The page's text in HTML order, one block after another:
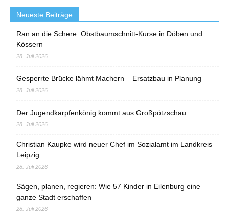
Neueste Beiträge
Ran an die Schere: Obstbaumschnitt-Kurse in Döben und
Kössern
28. Juli 2026
Gesperrte Brücke lähmt Machern – Ersatzbau in Planung
28. Juli 2026
Der Jugendkarpfenkönig kommt aus Großpötzschau
28. Juli 2026
Christian Kaupke wird neuer Chef im Sozialamt im Landkreis
Leipzig
28. Juli 2026
Sägen, planen, regieren: Wie 57 Kinder in Eilenburg eine
ganze Stadt erschaffen
28. Juli 2026